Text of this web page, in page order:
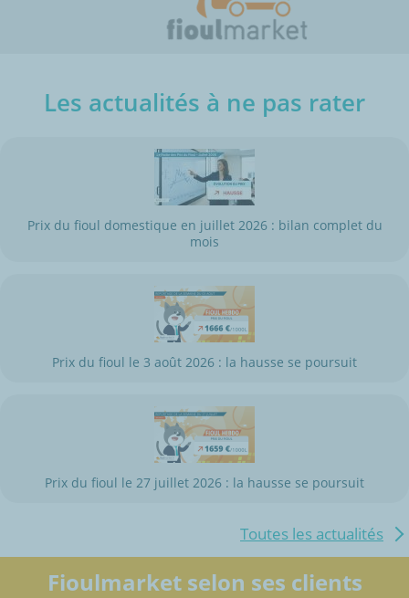
Les actualités à ne pas rater
Prix du fioul domestique en juillet 2026 : bilan complet du
mois
Prix du fioul le 3 août 2026 : la hausse se poursuit
Prix du fioul le 27 juillet 2026 : la hausse se poursuit
Toutes les actualités
Fioulmarket selon ses clients